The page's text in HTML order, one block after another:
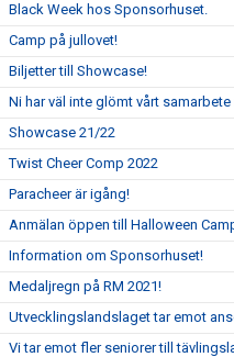
Black Week hos Sponsorhuset.
Camp på jullovet!
Biljetter till Showcase!
Ni har väl inte glömt vårt
Showcase 21/22
Twist Cheer Comp 2022
Paracheer är igång!
Anmälan öppen till Halloween
Information om Sponsorhuset!
Medaljregn på RM 2021!
Utvecklingslandslaget tar emot
Vi tar emot fler seniorer till